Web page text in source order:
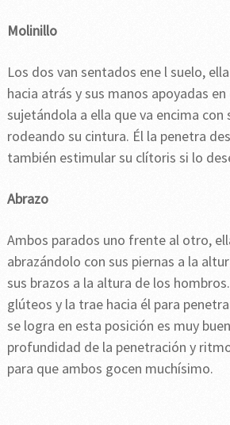
Molinillo
Los dos van sentados ene l suelo,
hacia atrás y sus manos apoyadas en
sujetándola a ella que va encima con
rodeando su cintura. Él la penetra
también estimular su clítoris si lo
Abrazo
Ambos parados uno frente al otro,
abrazándolo con sus piernas a la
sus brazos a la altura de los
glúteos y la trae hacia él para
se logra en esta posición es muy
profundidad de la penetración y
para que ambos gocen muchísimo.